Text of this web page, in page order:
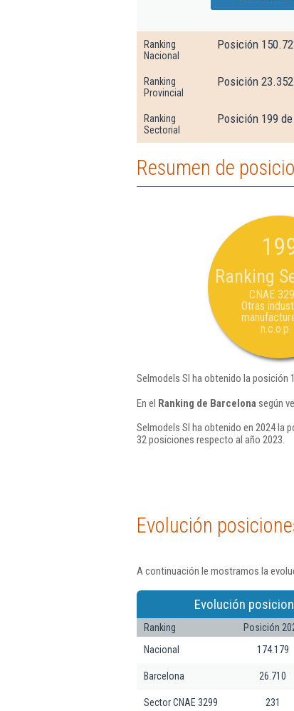
Ranking
Nacional
Posición
Ranking
Provincial
Posición
Ranking
Sectorial
Posición 199
Resumen de
Ranking
CNAE
Otras
n.c.o.p.
Selmodels Sl ha obtenido la posición
En el Ranking de Barcelona según
Selmodels Sl ha obtenido en 2024 la
32 posiciones respecto al año 2023.
Evolución
A continuación le mostramos la
Evolución
Ranking Posición
Nacional
174.179
Barcelona 26.710
Sector CNAE 3299 231